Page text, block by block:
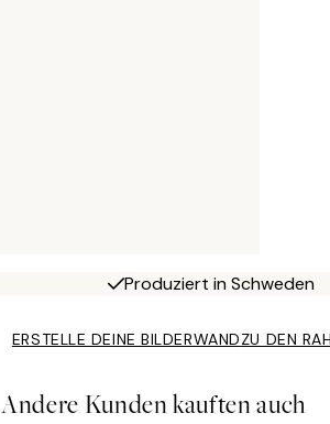
Produziert in Schweden
ERSTELLE DEINE BILDERWANDZU DEN
Andere Kunden kauften auch